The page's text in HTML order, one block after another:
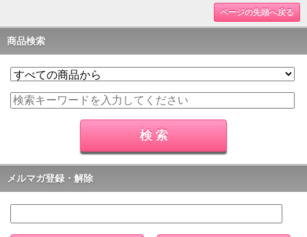
ページの先頭へ戻る
商品検索
メルマガ登録・解除